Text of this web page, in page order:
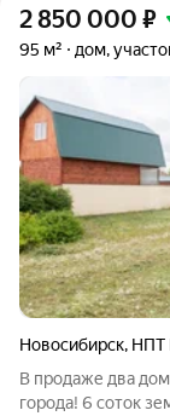
2 850 000 ₽
95 м² дом,
Новосибирск, НПТ
В продаже два
города! 6 соток